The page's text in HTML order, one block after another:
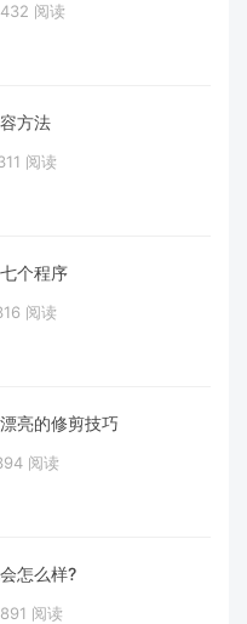
432 阅读
方法
阅读
个程序
阅读
亮的修剪技巧
阅读
怎么样?
891 阅读